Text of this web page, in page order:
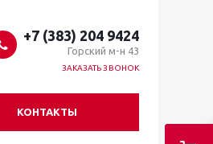
+7 (383) 204 9424
Горский м-н 43
ЗАКАЗАТЬ ЗВОНОК
КОНТАКТЫ